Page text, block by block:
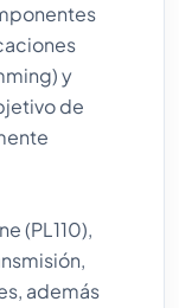
y
de
(PL110),
además